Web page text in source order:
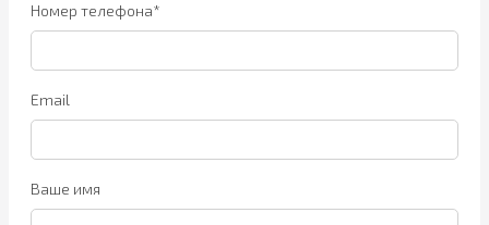
Номер телефона*
Email
Ваше имя